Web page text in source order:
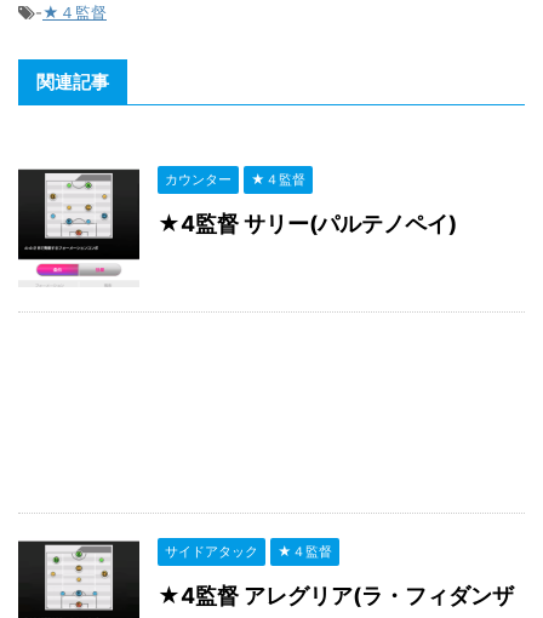
-★４監督
関連記事
カウンター ★４監督
★4監督 サリー(パルテノペイ)
サイドアタック ★４監督
★4監督 アレグリア(ラ・フィダンザ